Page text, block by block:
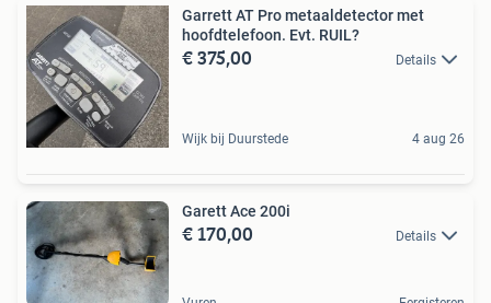
Garrett AT Pro metaaldetector met
hoofdtelefoon. Evt. RUIL?
€ 375,00 Details
Wijk bij Duurstede 4 aug 26
Garett Ace 200i
€ 170,00 Details